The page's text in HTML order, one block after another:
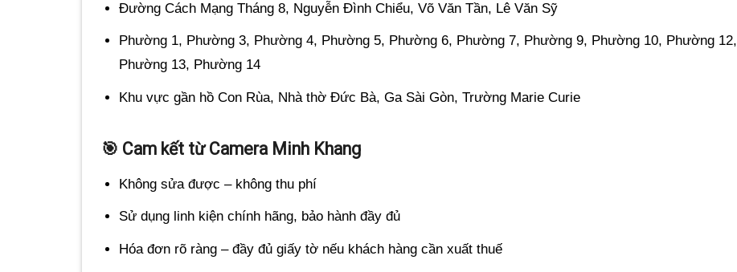
Đường Cách Mạng Tháng 8, Nguyễn Đình Chiểu, Võ Văn Tần, Lê Văn Sỹ
Phường 1, Phường 3, Phường 4, Phường 5, Phường 6, Phường 7, Phường 9, Phường 10, Phường 12,
Phường 13, Phường 14
Khu vực gần hồ Con Rùa, Nhà thờ Đức Bà, Ga Sài Gòn, Trường Marie Curie
🎯 Cam kết từ Camera Minh Khang
Không sửa được – không thu phí
Sử dụng linh kiện chính hãng, bảo hành đầy đủ
Hóa đơn rõ ràng – đầy đủ giấy tờ nếu khách hàng cần xuất thuế